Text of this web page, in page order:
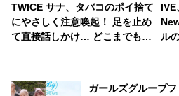
TWICE サナ、タバコのポイ捨て
にやさしく注意喚起！ 足を止め
て直接話しかけ… どこまでも真
IVE
ル
る
ガールズグループ